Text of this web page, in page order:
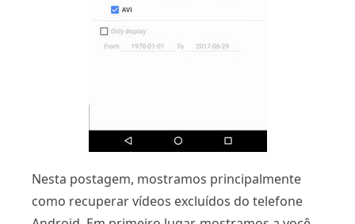
Nesta postagem, mostramos principalmente
como recuperar vídeos excluídos do telefone